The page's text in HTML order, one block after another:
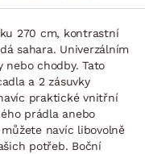
270 cm, kontrastní
sahara. Univerzálním
nebo chodby. Tato
a 2 zásuvky
praktické vnitřní
prádla anebo
navíc libovolně
potřeb. Boční